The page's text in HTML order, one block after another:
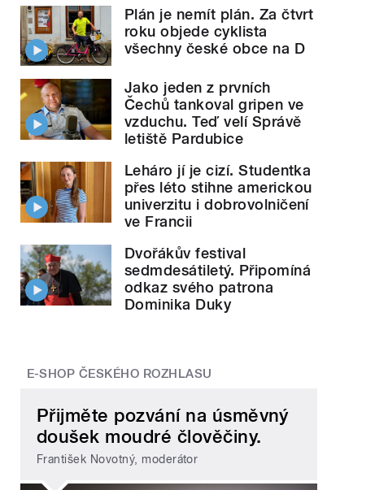
Plán je nemít plán. Za čtvrt
roku objede cyklista
všechny české obce na D
Jako jeden z prvních
Čechů tankoval gripen ve
vzduchu. Teď velí Správě
letiště Pardubice
Leháro jí je cizí. Studentka
přes léto stihne americkou
univerzitu i dobrovolničení
ve Francii
Dvořákův festival
sedmdesátiletý. Připomíná
odkaz svého patrona
Dominika Duky
E-SHOP ČESKÉHO ROZHLASU
Přijměte pozvání na úsměvný
doušek moudré člověčiny.
František Novotný, moderátor